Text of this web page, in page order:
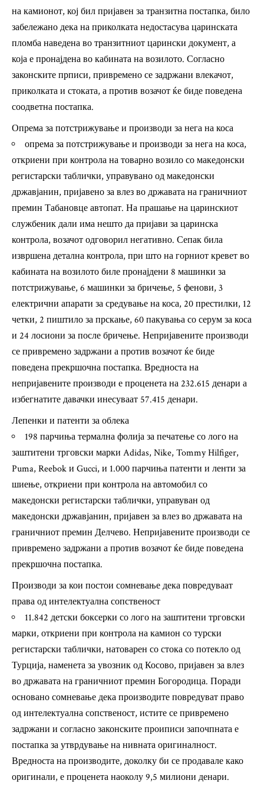
на камионот, кој бил пријавен за транзитна постапка, било
забележано дека на приколката недостасува царинската
пломба наведена во транзитниот царински документ, а
која е пронајдена во кабината на возилото. Согласно
законските прписи, привремено се задржани влекачот,
приколката и стоката, а против возачот ќе биде поведена
соодветна постапка.
Опрема за потстрижување и производи за нега на коса
опрема за потстрижување и производи за нега на коса,
откриени при контрола на товарно возило со македонски
регистарски таблички, управувано од македонски
државјанин, пријавено за влез во државата на граничниот
премин Табановце автопат. На прашање на царинскиот
службеник дали има нешто да пријави за царинска
контрола, возачот одговорил негативно. Сепак била
извршена детална контрола, при што на горниот кревет во
кабината на возилото биле пронајдени 8 машинки за
потстрижување, 6 машинки за бричење, 5 фенови, 3
електрични апарати за средување на коса, 20 престилки, 12
четки, 2 пиштило за прскање, 60 пакувања со серум за коса
и 24 лосиони за после бричење. Непријавените производи
се привремено задржани а против возачот ќе биде
поведена прекршочна постапка. Вредноста на
непријавените производи е проценета на 232.615 денари а
избегнатите давачки инесуваат 57.415 денари.
Лепенки и патенти за облека
198 парчиња термална фолија за печатење со лого на
заштитени трговски марки Adidas, Nike, Tommy Hilfiger,
Puma, Reebok и Gucci, и 1.000 парчиња патенти и ленти за
шиење, откриени при контрола на автомобил со
македонски регистарски таблички, управуван од
македонски државјанин, пријавен за влез во државата на
граничниот премин Делчево. Непријавените производи се
привремено задржани а против возачот ќе биде поведена
прекршочна постапка.
Производи за кои постои сомневање дека повредуваат
права од интелектуална сопственост
11.842 детски боксерки со лого на заштитени трговски
марки, откриени при контрола на камион со турски
регистарски таблички, натоварен со стока со потекло од
Турција, наменета за увозник од Косово, пријавен за влез
во државата на граничниот премин Богородица. Поради
основано сомневање дека производите повредуват право
од интелектуална сопственост, истите се привремено
задржани и согласно законските проиписи започпната е
постапка за утврдување на нивната оригиналност.
Вредноста на производите, доколку би се продавале како
оригинали, е проценета наоколу 9,5 милиони денари.